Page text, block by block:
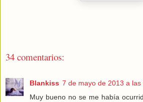
34 comentarios:
Blankiss 7 de mayo de 2013 a las
Muy bueno no se me había